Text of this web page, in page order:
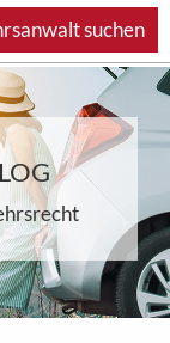
suchen